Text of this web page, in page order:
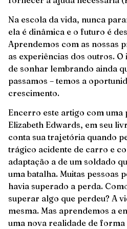
Na escola da vida, nunca
ela é dinâmica e o futuro é
Aprendemos com as nossas
as experiências dos outros.
de sonhar lembrando ainda
passamos – temos a
crescimento.
Encerro este artigo com uma
Elizabeth Edwards, em seu
conta sua trajetória quando
trágico acidente de carro e
adaptação a de um soldado
uma batalha. Muitas pessoas
havia superado a perda.
superar algo que perdeu? A
mesma. Mas aprendemos a
uma nova realidade de forma